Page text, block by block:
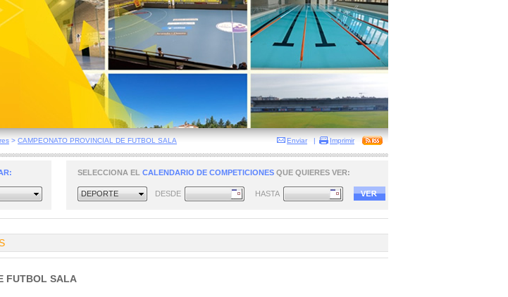
> CAMPEONATO PROVINCIAL DE FUTBOL SALA Enviar | Imprimir
SELECCIONA EL CALENDARIO DE COMPETICIONES QUE QUIERES VER:
DEPORTE DESDE HASTA
FUTBOL SALA